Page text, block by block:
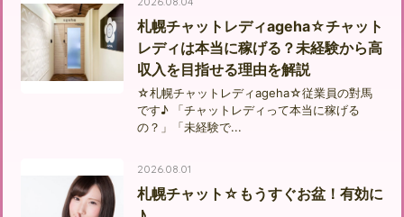
札幌チャットレディageha☆チャット
レディは本当に稼げる？未経験から高
収入を目指せる理由を解説
☆札幌チャットレディageha☆従業員の對馬
です♪ 「チャットレディって本当に稼げる
の？」「未経験で...
2026.08.01
札幌チャット☆もうすぐお盆！有効に